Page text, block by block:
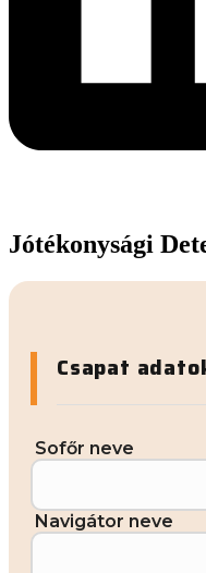
Jótékonysági
Csapat
Sofőr neve
Navigátor neve